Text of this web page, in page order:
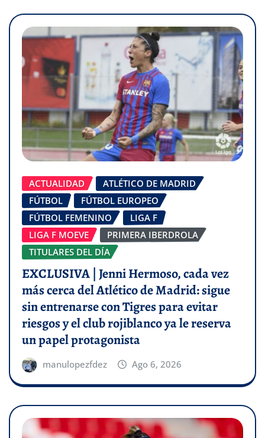
ACTUALIDAD
ATLÉTICO DE MADRID
FÚTBOL
FÚTBOL EUROPEO
FÚTBOL FEMENINO
LIGA F
LIGA F MOEVE
PRIMERA IBERDROLA
TITULARES DEL DÍA
EXCLUSIVA | Jenni Hermoso, cada vez
más cerca del Atlético de Madrid: sigue
sin entrenarse con Tigres para evitar
riesgos y el club rojiblanco ya le reserva
un papel protagonista
manulopezfdez Ago 6, 2026